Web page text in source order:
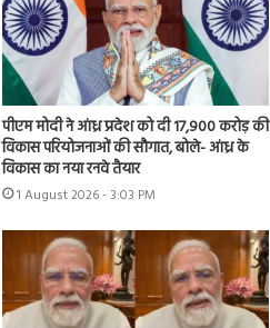
पीएम मोदी ने आंध्र प्रदेश को दी 17,900 करोड़ की
विकास परियोजनाओं की सौगात, बोले- आंध्र के
विकास का नया रनवे तैयार
1 August 2026 - 3:03 PM